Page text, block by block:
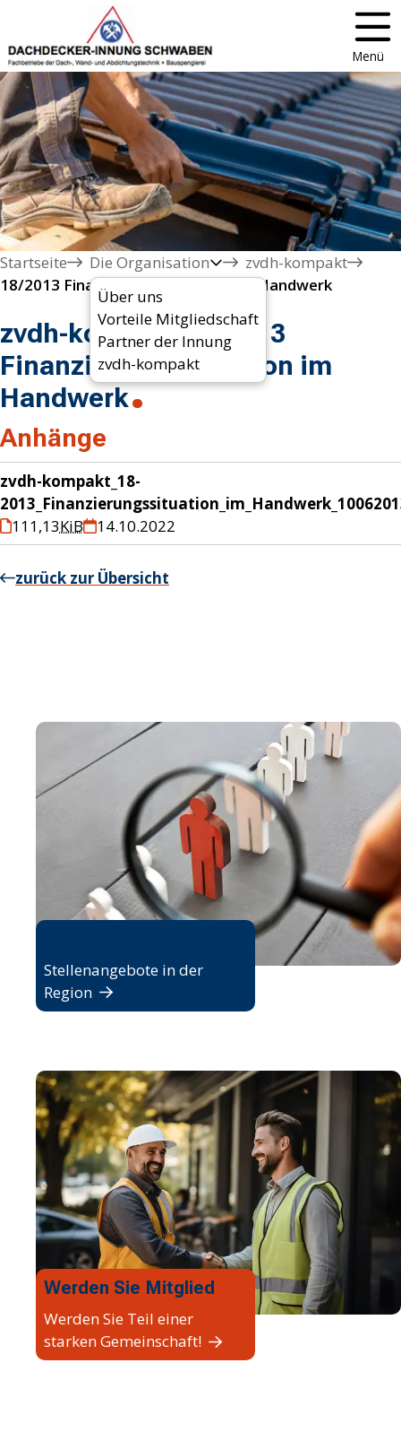
Menü
Startseite
Die Organisation
Über uns
Vorteile Mitgliedschaft
Partner der Innung
zvdh-kompakt
zvdh-kompakt
18/2013 Finanzierungssituation im Handwerk
zvdh-kompakt 18/2013
Finanzierungssituation im
Handwerk
Anhänge
zvdh-kompakt_18-
111,13KiB 14.10.2022
zurück zur Übersicht
Stellenangebote in der
Region
Werden Sie Mitglied
Werden Sie Teil einer
starken Gemeinschaft!